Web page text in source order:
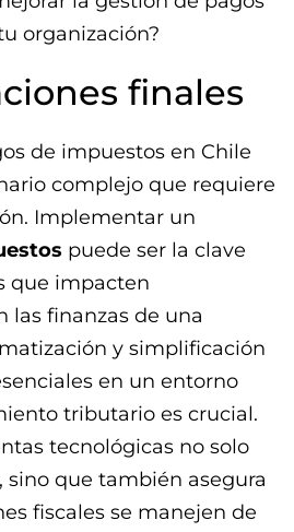
organización?
finales
de impuestos en Chile
complejo que requiere
Implementar un
puede ser la clave
que impacten
las finanzas de una
y simplificación
en un entorno
tributario es crucial.
tecnológicas no solo
que también asegura
fiscales se manejen de